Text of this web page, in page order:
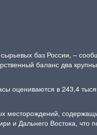
баз России, –
баланс два
оцениваются в 243,4
месторождений,
и Дальнего Востока, что